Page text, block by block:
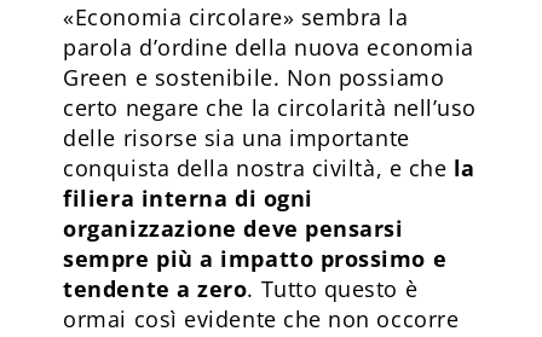
«Economia circolare» sembra la
parola d’ordine della nuova economia
Green e sostenibile. Non possiamo
certo negare che la circolarità nell’uso
delle risorse sia una importante
conquista della nostra civiltà, e che la
filiera interna di ogni
organizzazione deve pensarsi
sempre più a impatto prossimo e
tendente a zero. Tutto questo è
ormai così evidente che non occorre